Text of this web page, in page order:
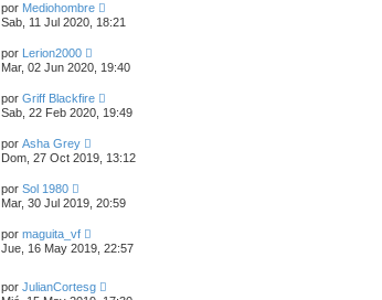
por Mediohombre
Sab, 11 Jul 2020, 18:21
por Lerion2000
Mar, 02 Jun 2020, 19:40
por Griff Blackfire
Sab, 22 Feb 2020, 19:49
por Asha Grey
Dom, 27 Oct 2019, 13:12
por Sol 1980
Mar, 30 Jul 2019, 20:59
por maguita_vf
Jue, 16 May 2019, 22:57
por JulianCortesg